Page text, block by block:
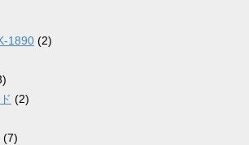
1890 (2)
(2)
(7)